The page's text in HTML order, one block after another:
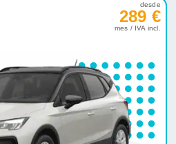
desde
289 €
mes / IVA incl.